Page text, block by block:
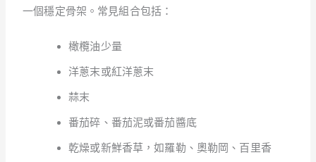
一個穩定骨架。常見組合包括：
橄欖油少量
洋蔥末或紅洋蔥末
蒜末
番茄碎、番茄泥或番茄醬底
乾燥或新鮮香草，如羅勒、奧勒岡、百里香